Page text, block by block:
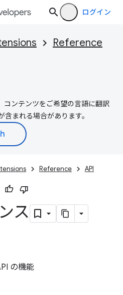
ログイン
Reference
コンテンツをご希望の言語に翻訳
含まれる場合があります。
Reference API
ス
の機能